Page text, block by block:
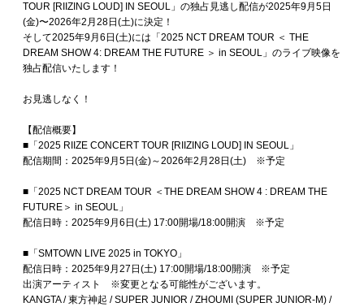
TOUR [RIIZING LOUD] IN SEOUL」の独占見逃し配信が2025年9月5日
(金)〜2026年2月28日(土)に決定！
そして2025年9月6日(土)には「2025 NCT DREAM TOUR ＜ THE
DREAM SHOW 4: DREAM THE FUTURE ＞ in SEOUL」のライブ映像を
独占配信いたします！
お見逃しなく！
【配信概要】
■「2025 RIIZE CONCERT TOUR [RIIZING LOUD] IN SEOUL」
配信期間：2025年9月5日(金)～2026年2月28日(土) ※予定
■「2025 NCT DREAM TOUR ＜THE DREAM SHOW 4 : DREAM THE
FUTURE＞ in SEOUL」
配信日時：2025年9月6日(土) 17:00開場/18:00開演 ※予定
■「SMTOWN LIVE 2025 in TOKYO」
配信日時：2025年9月27日(土) 17:00開場/18:00開演 ※予定
出演アーティスト ※変更となる可能性がございます。
KANGTA / 東方神起 / SUPER JUNIOR / ZHOUMI (SUPER JUNIOR-M) /